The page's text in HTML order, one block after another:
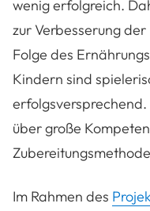
wenig erfolgreich.
zur Verbesserung
Folge des
Kindern sind
über große
Im Rahmen des